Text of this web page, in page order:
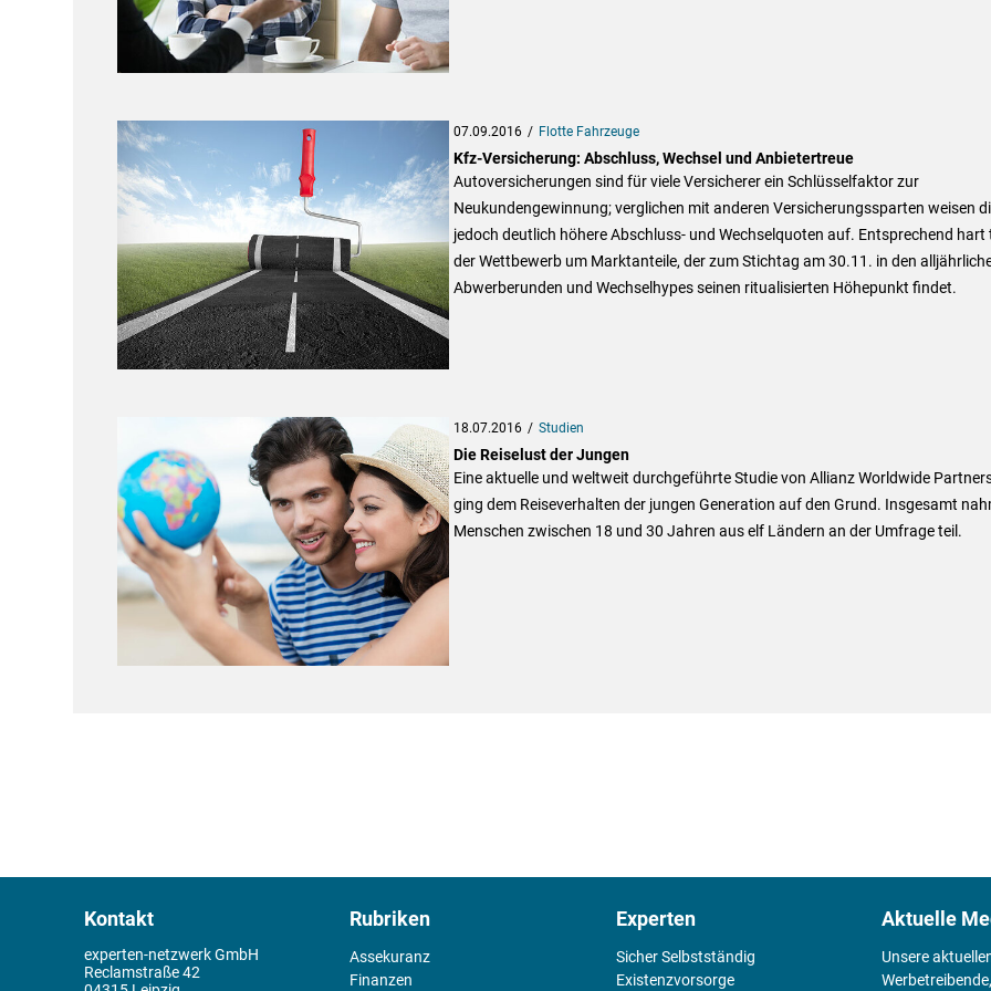
07.09.2016 Flotte Fahrzeuge
Kfz-Versicherung: Abschluss, Wechsel und Anbietertreue
Autoversicherungen sind für viele Versicherer ein Schlüsselfaktor zur
Neukundengewinnung; verglichen mit anderen Versicherungssparten weisen
jedoch deutlich höhere Abschluss- und Wechselquoten auf. Entsprechend hart
der Wettbewerb um Marktanteile, der zum Stichtag am 30.11. in den
Abwerberunden und Wechselhypes seinen ritualisierten Höhepunkt findet.
18.07.2016 Studien
Die Reiselust der Jungen
Eine aktuelle und weltweit durchgeführte Studie von Allianz Worldwide
ging dem Reiseverhalten der jungen Generation auf den Grund. Insgesamt
Menschen zwischen 18 und 30 Jahren aus elf Ländern an der Umfrage teil.
Kontakt
experten-netzwerk GmbH
Reclamstraße 42
Rubriken
Assekuranz
Finanzen
Experten
Sicher Selbstständig
Existenz­vorsorge
Aktuelle
Unsere